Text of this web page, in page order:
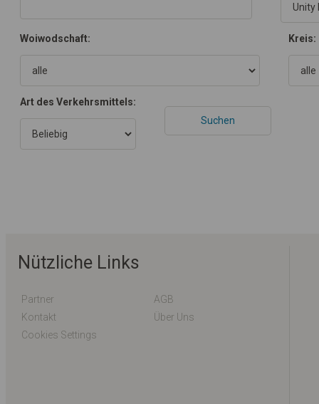
Woiwodschaft: Kreis:
Art des Verkehrsmittels:
Nützliche Links
Partner
AGB
Kontakt
Über Uns
Cookies Settings